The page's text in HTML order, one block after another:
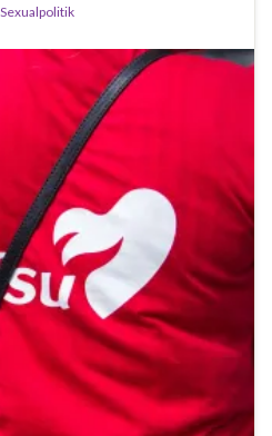
Sexualpolitik